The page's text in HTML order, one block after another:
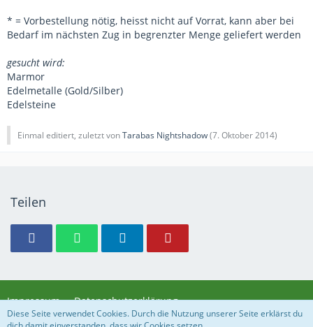
* = Vorbestellung nötig, heisst nicht auf Vorrat, kann aber bei
Bedarf im nächsten Zug in begrenzter Menge geliefert werden
gesucht wird:
Marmor
Edelmetalle (Gold/Silber)
Edelsteine
Einmal editiert, zuletzt vonTarabas Nightshadow(7. Oktober 2014)
Teilen
Impressum Datenschutzerklärung
Diese Seite verwendet Cookies. Durch die Nutzung unserer Seite erklärst du